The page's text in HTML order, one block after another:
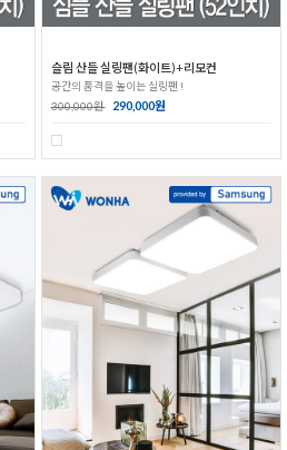
슬림 산들 실링팬(화이트)+리모컨
공간의 품격을 높이는 실링팬 !
300,000원
290,000원